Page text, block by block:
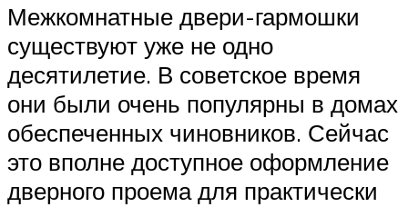
Межкомнатные двери-гармошки
существуют уже не одно
десятилетие. В советское время
они были очень популярны в домах
обеспеченных чиновников. Сейчас
это вполне доступное оформление
дверного проема для практически